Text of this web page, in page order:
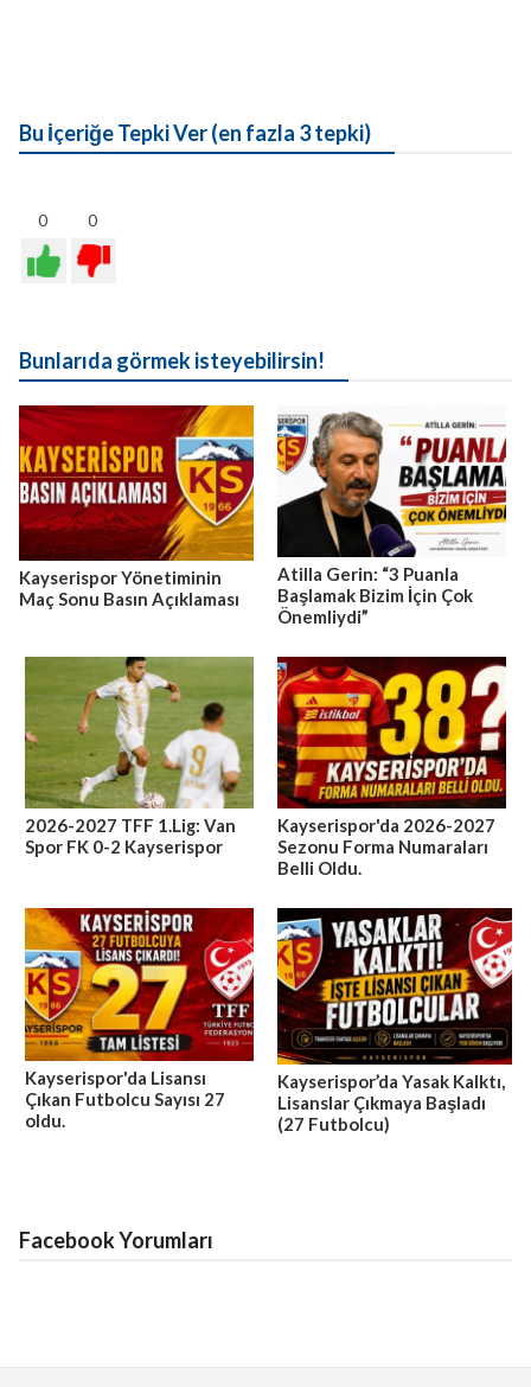
Bu İçeriğe Tepki Ver (en fazla 3 tepki)
0 0
Bunlarıda görmek isteyebilirsin!
Kayserispor Yönetiminin
Maç Sonu Basın Açıklaması
Atilla Gerin: “3 Puanla
Başlamak Bizim İçin Çok
Önemliydi”
2026-2027 TFF 1.Lig: Van
Spor FK 0-2 Kayserispor
Kayserispor'da 2026-2027
Sezonu Forma Numaraları
Belli Oldu.
Kayserispor'da Lisansı
Çıkan Futbolcu Sayısı 27
oldu.
Kayserispor’da Yasak Kalktı,
Lisanslar Çıkmaya Başladı
(27 Futbolcu)
Facebook Yorumları